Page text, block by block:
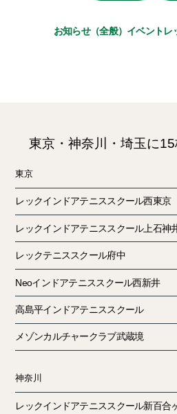
お知らせ（全般） イベントレ
東京・神奈川・埼玉に
東京
レックインドアテニススクール西東京
レックインドアテニススクール上石神
レックテニススクール府中
Neoインドアテニススクール西新井
高島平インドアテニススクール
メゾンカルチャークラブ武蔵境
神奈川
レックインドアテニススクール新百合